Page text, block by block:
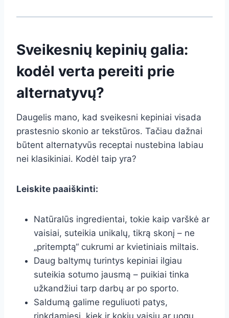
Sveikesnių kepinių galia:
kodėl verta pereiti prie
alternatyvų?
Daugelis mano, kad sveikesni kepiniai visada
prastesnio skonio ar tekstūros. Tačiau dažnai
būtent alternatyvūs receptai nustebina labiau
nei klasikiniai. Kodėl taip yra?
Leiskite paaiškinti:
Natūralūs ingredientai, tokie kaip varškė ar
vaisiai, suteikia unikalų, tikrą skonį – ne
„pritemptą“ cukrumi ar kvietiniais miltais.
Daug baltymų turintys kepiniai ilgiau
suteikia sotumo jausmą – puikiai tinka
užkandžiui tarp darbų ar po sporto.
Saldumą galime reguliuoti patys,